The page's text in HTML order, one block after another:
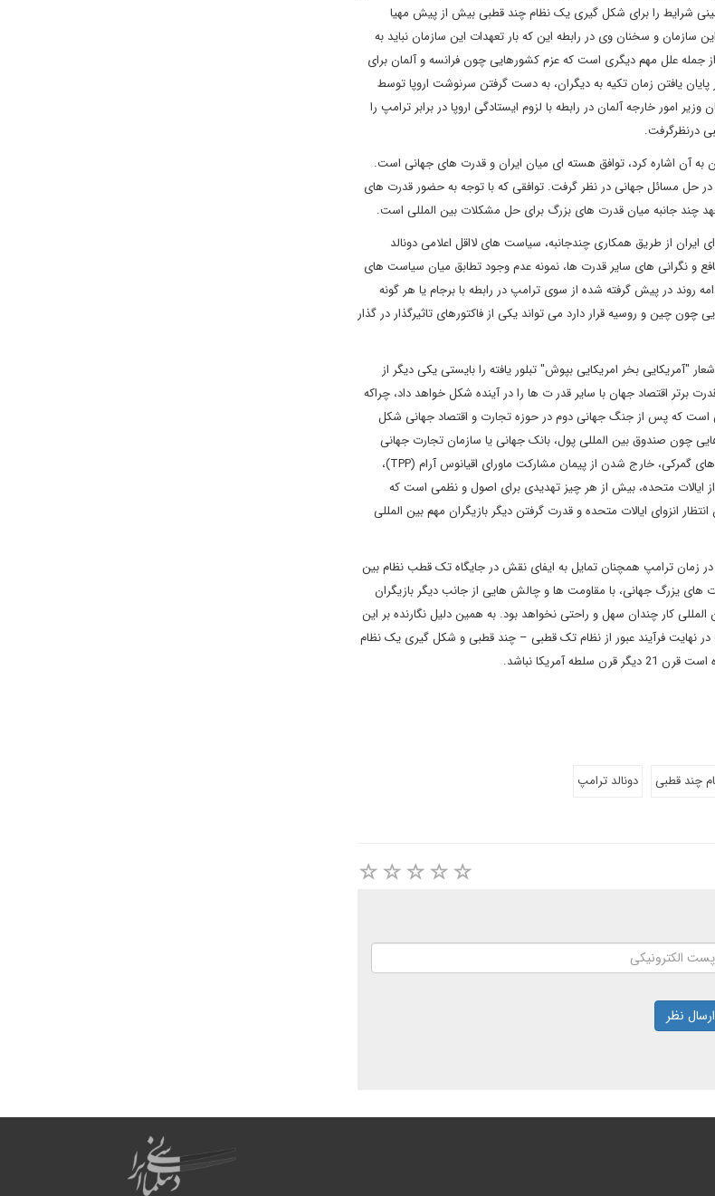
شرایط را برای شکل گیری یک نظام چند قطبی بیش از پیش مهیا
و سخنان وی در رابطه این که بار تعهدات این سازمان نباید به
جمله علل مهم دیگری است که عزم کشورهایی چون فرانسه و آلمان برای
پایان یافتن زمان تکیه به دیگران، به دست گرفتن سرنوشت اروپا توسط
امور خارجه آلمان در رابطه با لزوم ایستادگی اروپا در برابر ترامپ را
درنظرگرفت.
آن اشاره کرد، توافق هسته ای میان ایران و قدرت های جهانی است.
در حل مسائل جهانی در نظر گرفت. توافقی که با توجه به حضور قدرت های
چند جانبه میان قدرت های بزرگ برای حل مشکلات بین المللی است.
از طریق همکاری چندجانبه، سیاست های لااقل اعلامی دونالد
و نگرانی های سایر قدرت ها، نمونه عدم وجود تطابق میان سیاست های
روند در پیش گرفته شده از سوی ترامپ در رابطه با برجام یا هر گونه
چون چین و روسیه قرار دارد می تواند یکی از فاکتورهای تاثیرگذار در گذار
"آمریکایی بخر امریکایی بپوش" تبلور یافته را بایستی یکی دیگر از
برتر اقتصاد جهان با سایر قدر ت ها را در آینده شکل خواهد داد، چراکه
است که پس از جنگ جهانی دوم در حوزه تجارت و اقتصاد جهانی شکل
چون صندوق بین المللی پول، بانک جهانی یا سازمان تجارت جهانی
گمرکی، خارج شدن از پیمان مشارکت ماورای اقیانوس آرام (TPP)،
از ایالات متحده، بیش از هر چیز تهدیدی برای اصول و نظمی است که
انزوای ایالات متحده و قدرت گرفتن دیگر بازیگران مهم بین المللی
زمان ترامپ همچنان تمایل به ایفای نقش در جایگاه تک قطب نظام بین
های یزرگ جهانی، با مقاومت ها و چالش هایی از جانب دیگر بازیگران
کار چندان سهل و راحتی نخواهد بود. به همین دلیل نگارنده بر این
نهایت فرآیند عبور از نظام تک قطبی – چند قطبی و شکل گیری یک نظام
نباشد.
چند قطبی دونالد ترامپ
ارسال نظر